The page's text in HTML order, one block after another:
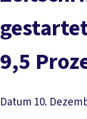
9,5
Datum 10.